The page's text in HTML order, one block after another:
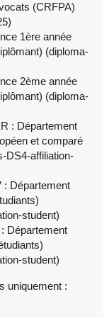
(CRFPA)
1ère année
(diploma-
2ème année
(diploma-
: Département
et comparé
DS4-affiliation-
: Département
student)
Département
student)
uniquement :